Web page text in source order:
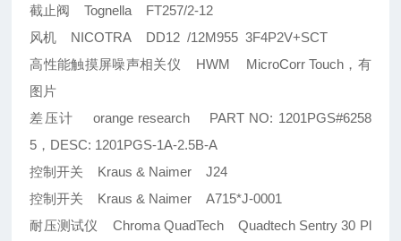
截止阀 Tognella FT257/2-12
风机 NICOTRA DD12 /12M955 3F4P2V+SCT
高性能触摸屏噪声相关仪 HWM MicroCorr Touch，有
图片
差压计 orange research PART NO: 1201PGS#6258
5，DESC: 1201PGS-1A-2.5B-A
控制开关 Kraus & Naimer J24
控制开关 Kraus & Naimer A715*J-0001
耐压测试仪 Chroma QuadTech Quadtech Sentry 30 Pl